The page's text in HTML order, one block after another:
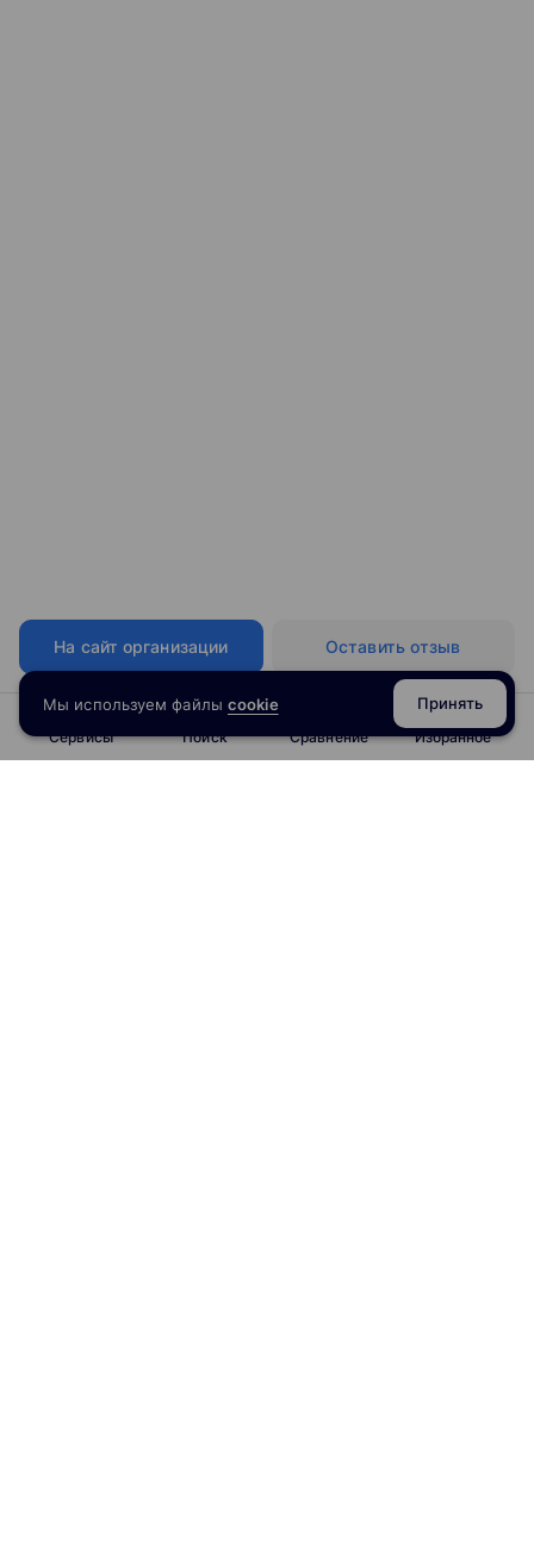
На сайт организации Оставить отзыв
Сервисы Поиск Сравнение Избранное
Мы используем файлы cookie Принять